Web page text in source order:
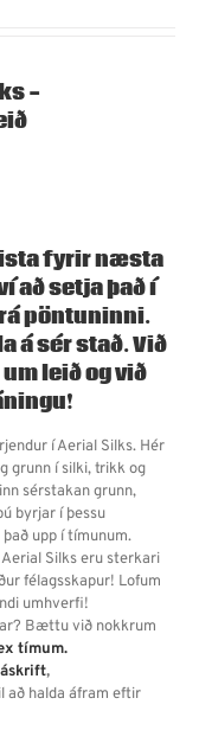
-
fyrir næsta
að setja það í
pöntuninni.
á sér stað.Við
leið og við
í Aerial Silks. Hér
grunn í silki, trikk og
sérstakan grunn,
byrjar í þessu
upp í tímunum.
Silks eru sterkari
félagsskapur! Lofum
umhverfi!
Bættu við nokkrum
tímum.
áskrift,
að halda áfram eftir